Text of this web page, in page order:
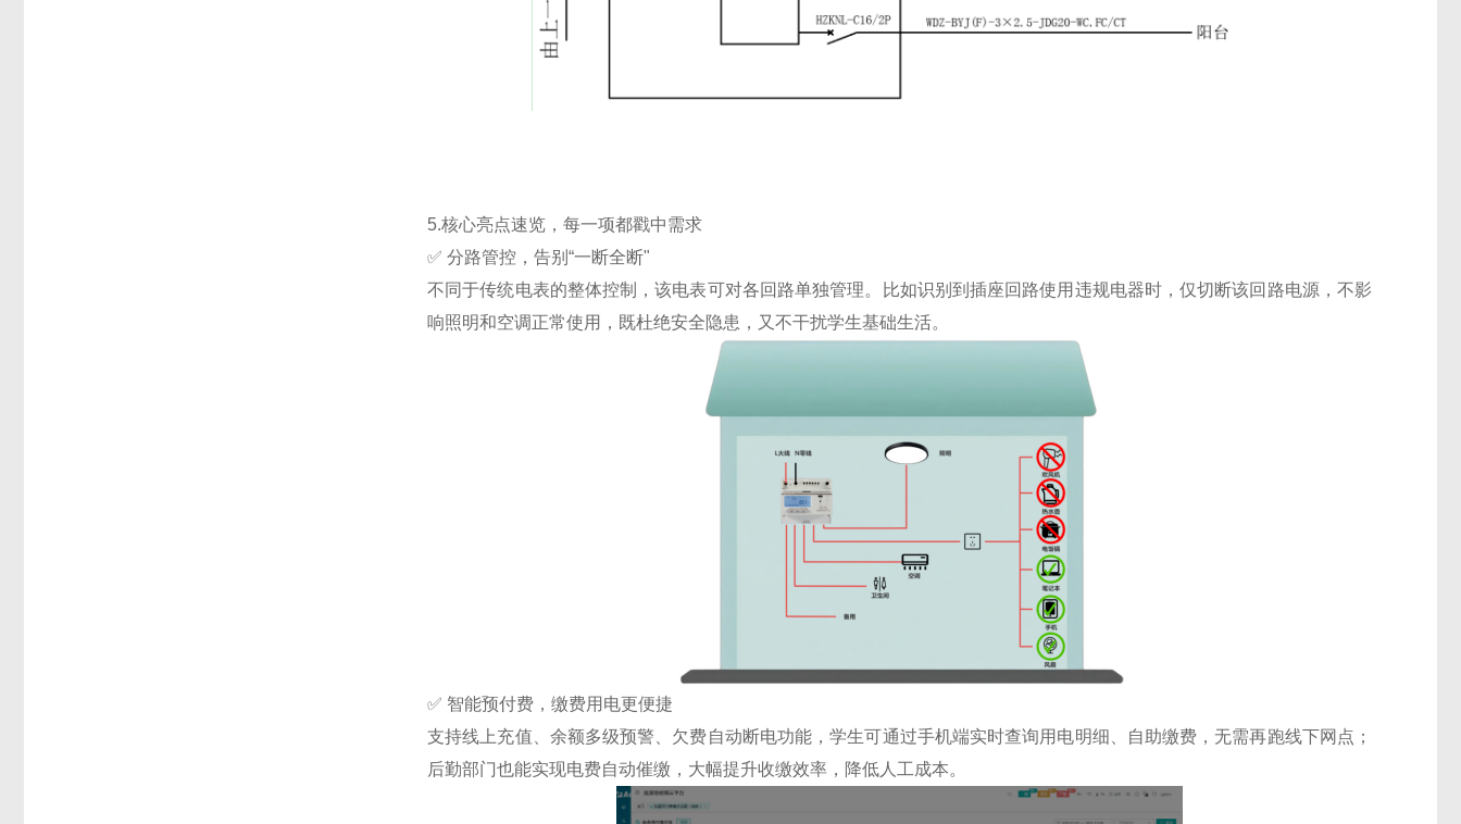
5.核心亮点速览，每一项都戳中需求
✅ 分路管控，告别“一断全断"
不同于传统电表的整体控制，该电表可对各回路单独管理。比如识别到插座回路使用违规电器时，仅切断该回路电源，不影
响照明和空调正常使用，既杜绝安全隐患，又不干扰学生基础生活。
✅ 智能预付费，缴费用电更便捷
支持线上充值、余额多级预警、欠费自动断电功能，学生可通过手机端实时查询用电明细、自助缴费，无需再跑线下网点；
后勤部门也能实现电费自动催缴，大幅提升收缴效率，降低人工成本。